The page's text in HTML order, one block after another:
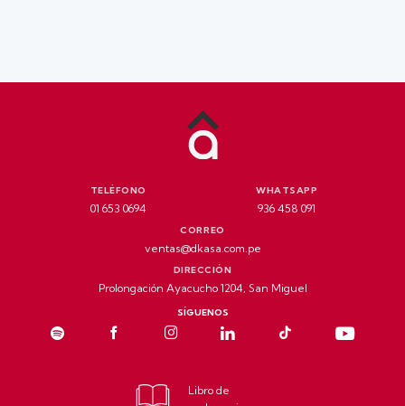
TELÉFONO
01 653 0694
WHATSAPP
936 458 091
CORREO
ventas@dkasa.com.pe
DIRECCIÓN
Prolongación Ayacucho 1204, San Miguel
SÍGUENOS
Libro de